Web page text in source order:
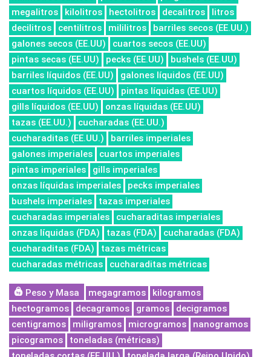
megalitros
kilolitros hectolitros decalitros
litros
decilitros
centilitros mililitros
barriles secos (EE.UU.)
galones secos (EE.UU)
cuartos secos (EE.UU)
pintas secas (EE.UU)
pecks (EE.UU)
bushels (EE.UU)
barriles líquidos (EE.UU)
galones líquidos (EE.UU)
cuartos líquidos (EE.UU)
pintas líquidas (EE.UU)
gills líquidos (EE.UU)
onzas líquidas (EE.UU)
tazas (EE.UU.)
cucharadas (EE.UU.)
cucharaditas (EE.UU.)
barriles imperiales
galones imperiales
cuartos imperiales
pintas imperiales
gills imperiales
onzas líquidas imperiales
pecks imperiales
bushels imperiales
tazas imperiales
cucharadas imperiales
cucharaditas imperiales
onzas líquidas (FDA)
tazas (FDA)
cucharadas (FDA)
cucharaditas (FDA)
tazas métricas
cucharadas métricas
cucharaditas métricas
Peso y Masa megagramos
kilogramos
hectogramos
decagramos gramos
decigramos
centigramos
miligramos microgramos
nanogramos
picogramos
toneladas (métricas)